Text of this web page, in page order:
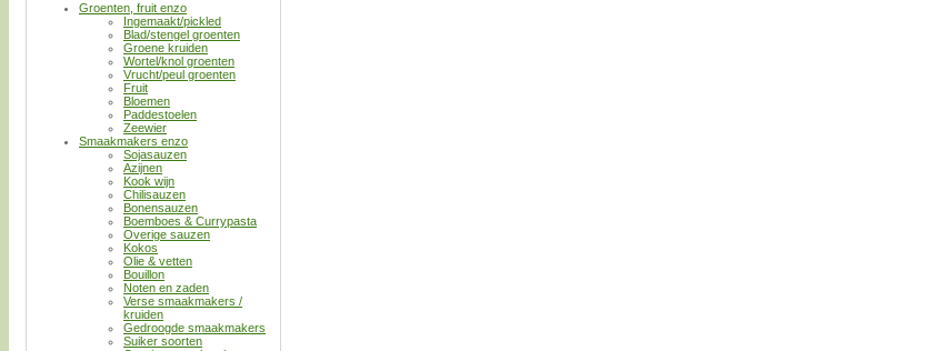
Groenten, fruit enzo
Ingemaakt/pickled
Blad/stengel groenten
Groene kruiden
Wortel/knol groenten
Vrucht/peul groenten
Fruit
Bloemen
Paddestoelen
Zeewier
Smaakmakers enzo
Sojasauzen
Azijnen
Kook wijn
Chilisauzen
Bonensauzen
Boemboes & Currypasta
Overige sauzen
Kokos
Olie & vetten
Bouillon
Noten en zaden
Verse smaakmakers /
kruiden
Gedroogde smaakmakers
Suiker soorten